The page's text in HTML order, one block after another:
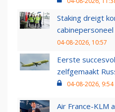
Staking dreigt
cabinepersoneel
04-08-2026, 10:57
Eerste
zelfgemaakt
04-08-2026, 9:54
Air France-KLM